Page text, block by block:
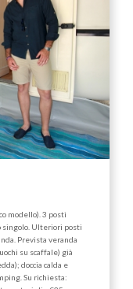
modello). 3 posti
singolo. Ulteriori posti
Prevista veranda
su scaffale) già
doccia calda e
Su richiesta: